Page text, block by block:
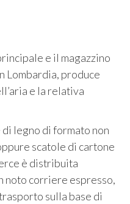
e il magazzino
Lombardia, produce
e la relativa
legno di formato non
scatole di cartone
è distribuita
noto corriere espresso,
sulla base di